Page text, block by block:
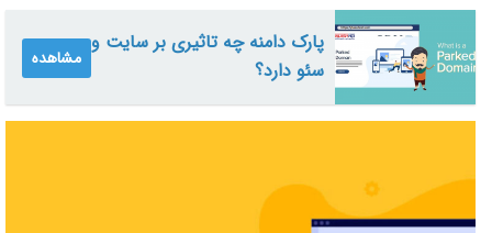
پارک دامنه چه تاثیری بر سایت و
سئو دارد؟
مشاهده